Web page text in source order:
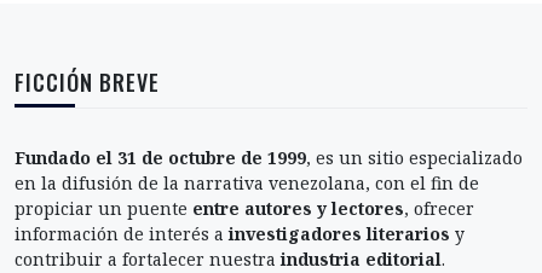
FICCIÓN BREVE
Fundado el 31 de octubre de 1999, es un sitio especializado
en la difusión de la narrativa venezolana, con el fin de
propiciar un puente entre autores y lectores, ofrecer
información de interés ainvestigadores literarios y
contribuir a fortalecer nuestraindustria editorial.